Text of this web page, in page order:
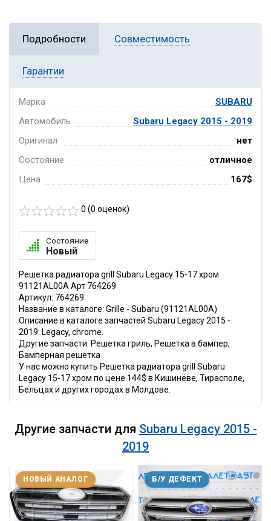
Подробности Совместимость
Гарантии
Марка
SUBARU
Автомобиль
Subaru Legacy 2015 - 2019
Оригинал
нет
Состояние
отличное
Цена
167$
0 (0 оценок)
Состояние
Новый
Решетка радиатора grill Subaru Legacy 15-17 хром
91121AL00A Арт 764269
Артикул: 764269
Название в каталоге: Grille - Subaru (91121AL00A)
Описание в каталоге запчастей Subaru Legacy 2015 -
2019: Legacy, chrome.
Другие запчасти: Решетка гриль, Решетка в бампер,
Бамперная решетка
У нас можно купить Решетка радиатора grill Subaru
Legacy 15-17 хром по цене 144$ в Кишинёве, Тирасполе,
Бельцах и других городах в Молдове.
Другие запчасти для Subaru Legacy 2015 -
2019
НОВЫЙ АНАЛОГ Б/У ДЕФЕКТ